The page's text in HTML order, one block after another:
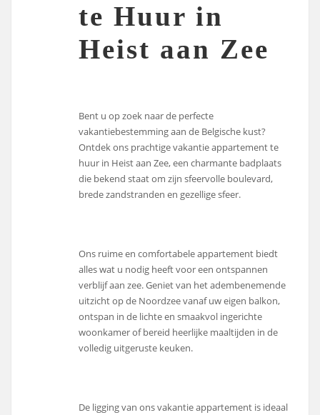
te Huur in
Heist aan Zee
Bent u op zoek naar de perfecte
vakantiebestemming aan de Belgische kust?
Ontdek ons prachtige vakantie appartement te
huur in Heist aan Zee, een charmante badplaats
die bekend staat om zijn sfeervolle boulevard,
brede zandstranden en gezellige sfeer.
Ons ruime en comfortabele appartement biedt
alles wat u nodig heeft voor een ontspannen
verblijf aan zee. Geniet van het adembenemende
uitzicht op de Noordzee vanaf uw eigen balkon,
ontspan in de lichte en smaakvol ingerichte
woonkamer of bereid heerlijke maaltijden in de
volledig uitgeruste keuken.
De ligging van ons vakantie appartement is ideaal